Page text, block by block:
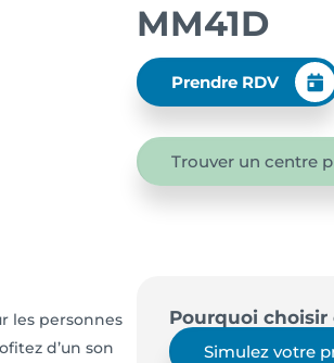
MM41D
Prendre RDV
Trouver un centre
les personnes
d’un son
Pourquoi choisir
Simulez votre